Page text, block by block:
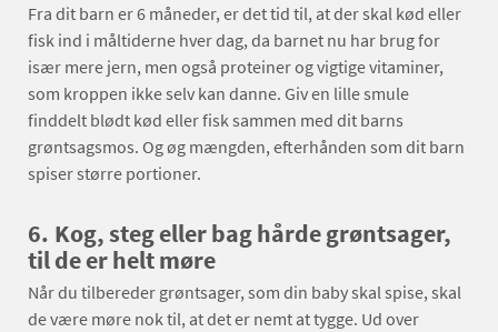
Fra dit barn er 6 måneder, er det tid til, at der skal kød eller
fisk ind i måltiderne hver dag, da barnet nu har brug for
især mere jern, men også proteiner og vigtige vitaminer,
som kroppen ikke selv kan danne. Giv en lille smule
finddelt blødt kød eller fisk sammen med dit barns
grøntsagsmos. Og øg mængden, efterhånden som dit barn
spiser større portioner.
6. Kog, steg eller bag hårde grøntsager,
til de er helt møre
Når du tilbereder grøntsager, som din baby skal spise, skal
de være møre nok til, at det er nemt at tygge. Ud over